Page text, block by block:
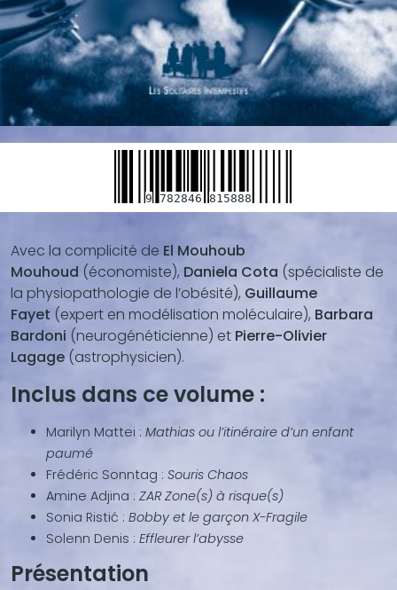
9 782846 815888
Blocs
de
contenu
(texte,
vidéo,
...)
Avec la complicité de El Mouhoub
Mouhoud (économiste), Daniela Cota (spécialiste de
la physiopathologie de l’obésité), Guillaume
Fayet (expert en modélisation moléculaire), Barbara
Bardoni (neurogénéticienne) et Pierre-Olivier
Lagage (astrophysicien).
Inclus dans ce volume :
Marilyn Mattei : Mathias ou l’itinéraire d’un enfant
paumé
Frédéric Sonntag : Souris Chaos
Amine Adjina : ZAR Zone(s) à risque(s)
Sonia Ristić : Bobby et le garçon X-Fragile
Solenn Denis : Effleurer l’abysse
Présentation